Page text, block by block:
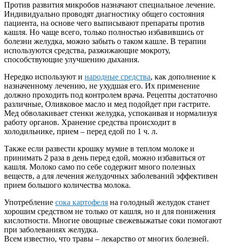
Против развития микробов назначают специальное лечение.
Индивидуально проводят диагностику общего состояния
пациента, на основе чего выписывают препараты против
кашля. Но чаще всего, только полностью избавившись от
болезни желудка, можно забыть о таком кашле. В терапии
используются средства, разжижающие мокроту,
способствующие улучшению дыхания.
Нередко используют и народные средства, как дополнение к
назначенному лечению, не ухудшая его. Их применение
должно проходить под контролем врача. Рецепты достаточно
различные, Оливковое масло и мед подойдет при гастрите.
Мед обволакивает стенки желудка, успокаивая и нормализуя
работу органов. Хранение средства происходит в
холодильнике, прием – перед едой по 1 ч. л.
Также если развести крошку мумие в теплом молоке и
принимать 2 раза в день перед едой, можно избавиться от
кашля. Молоко само по себе содержит много полезных
веществ, а для лечения желудочных заболеваний эффективен
прием большого количества молока.
Употребление сока картофеля на голодный желудок станет
хорошим средством не только от кашля, но и для понижения
кислотности. Многие овощные свежевыжатые соки помогают
при заболеваниях желудка.
Всем известно, что травы – лекарство от многих болезней.